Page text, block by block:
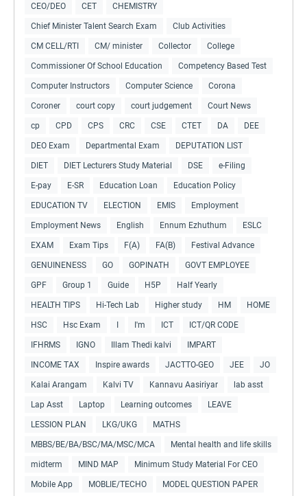
CEO/DEO CET CHEMISTRY
Chief Minister Talent Search Exam Club Activities
CM CELL/RTI CM/ minister Collector College
Commissioner Of School Education Competency Based Test
Computer Instructors Computer Science Corona
Coroner court copy court judgement Court News
cp CPD CPS CRC CSE CTET DA DEE
DEO Exam Departmental Exam DEPUTATION LIST
DIET DIET Lecturers Study Material DSE e-Filing
E-pay E-SR Education Loan Education Policy
EDUCATION TV ELECTION EMIS Employment
Employment News English Ennum Ezhuthum ESLC
EXAM Exam Tips F(A) FA(B) Festival Advance
GENUINENESS GO GOPINATH GOVT EMPLOYEE
GPF Group 1 Guide H5P Half Yearly
HEALTH TIPS Hi-Tech Lab Higher study HM HOME
HSC Hsc Exam I'm ICT ICT/QR CODE
IFHRMS IGNO Illam Thedi kalvi IMPART
INCOME TAX Inspire awards JACTTO-GEO JEE JO
Kalai Arangam Kalvi TV Kannavu Aasiriyar lab asst
Lap Asst Laptop Learning outcomes LEAVE
LESSION PLAN LKG/UKG MATHS
MBBS/BE/BA/BSC/MA/MSC/MCA Mental health and life skills
midterm MIND MAP Minimum Study Material For CEO
Mobile App MOBLIE/TECHO MODEL QUESTION PAPER